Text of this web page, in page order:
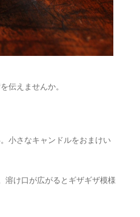
伝えませんか。
小さなキャンドルをおまけい
溶け口が広がるとギザギザ模様